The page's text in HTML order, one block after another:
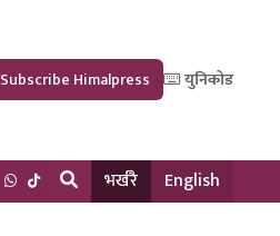
Subscribe Himalpress युनिकोड
भर्खरै English